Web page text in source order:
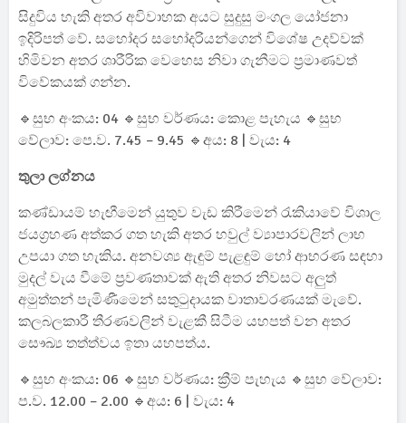
සිදුවිය හැකි අතර අවිවාහක අයට සුදුසු මංගල යෝජනා
ඉදිරිපත් වේ. සහෝදර සහෝදරියන්ගෙන් විශේෂ උදව්වක්
හිමිවන අතර ශාරීරික වෙහෙස නිවා ගැනීමට ප්‍රමාණවත්
විවේකයක් ගන්න.
🔹සුභ අංකය: 04 🔹සුභ වර්ණය: කොළ පැහැය 🔹සුභ
වේලාව: පෙ.ව. 7.45 – 9.45 🔹අය: 8 | වැය: 4
තුලා ලග්නය
කණ්ඩායම් හැඟීමෙන් යුතුව වැඩ කිරීමෙන් රැකියාවේ විශාල
ජයග්‍රහණ අත්කර ගත හැකි අතර හවුල් ව්‍යාපාරවලින් ලාභ
උපයා ගත හැකිය. අනවශ්‍ය ඇඳුම් පැළඳුම් හෝ ආභරණ සඳහා
මුදල් වැය වීමේ ප්‍රවණතාවක් ඇති අතර නිවසට අලුත්
අමුත්තන් පැමිණීමෙන් සතුටුදායක වාතාවරණයක් මැවේ.
කලබලකාරී තීරණවලින් වැළකී සිටීම යහපත් වන අතර
සෞඛ්‍ය තත්ත්වය ඉතා යහපත්ය.
🔹සුභ අංකය: 06 🔹සුභ වර්ණය: ක්‍රීම් පැහැය 🔹සුභ වේලාව:
ප.ව. 12.00 – 2.00 🔹අය: 6 | වැය: 4